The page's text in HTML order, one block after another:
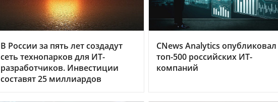
В России за пять лет создадут
сеть технопарков для ИТ-
разработчиков. Инвестиции
составят 25 миллиардов
CNews Analytics опубликовал
топ-500 российских ИТ-
компаний